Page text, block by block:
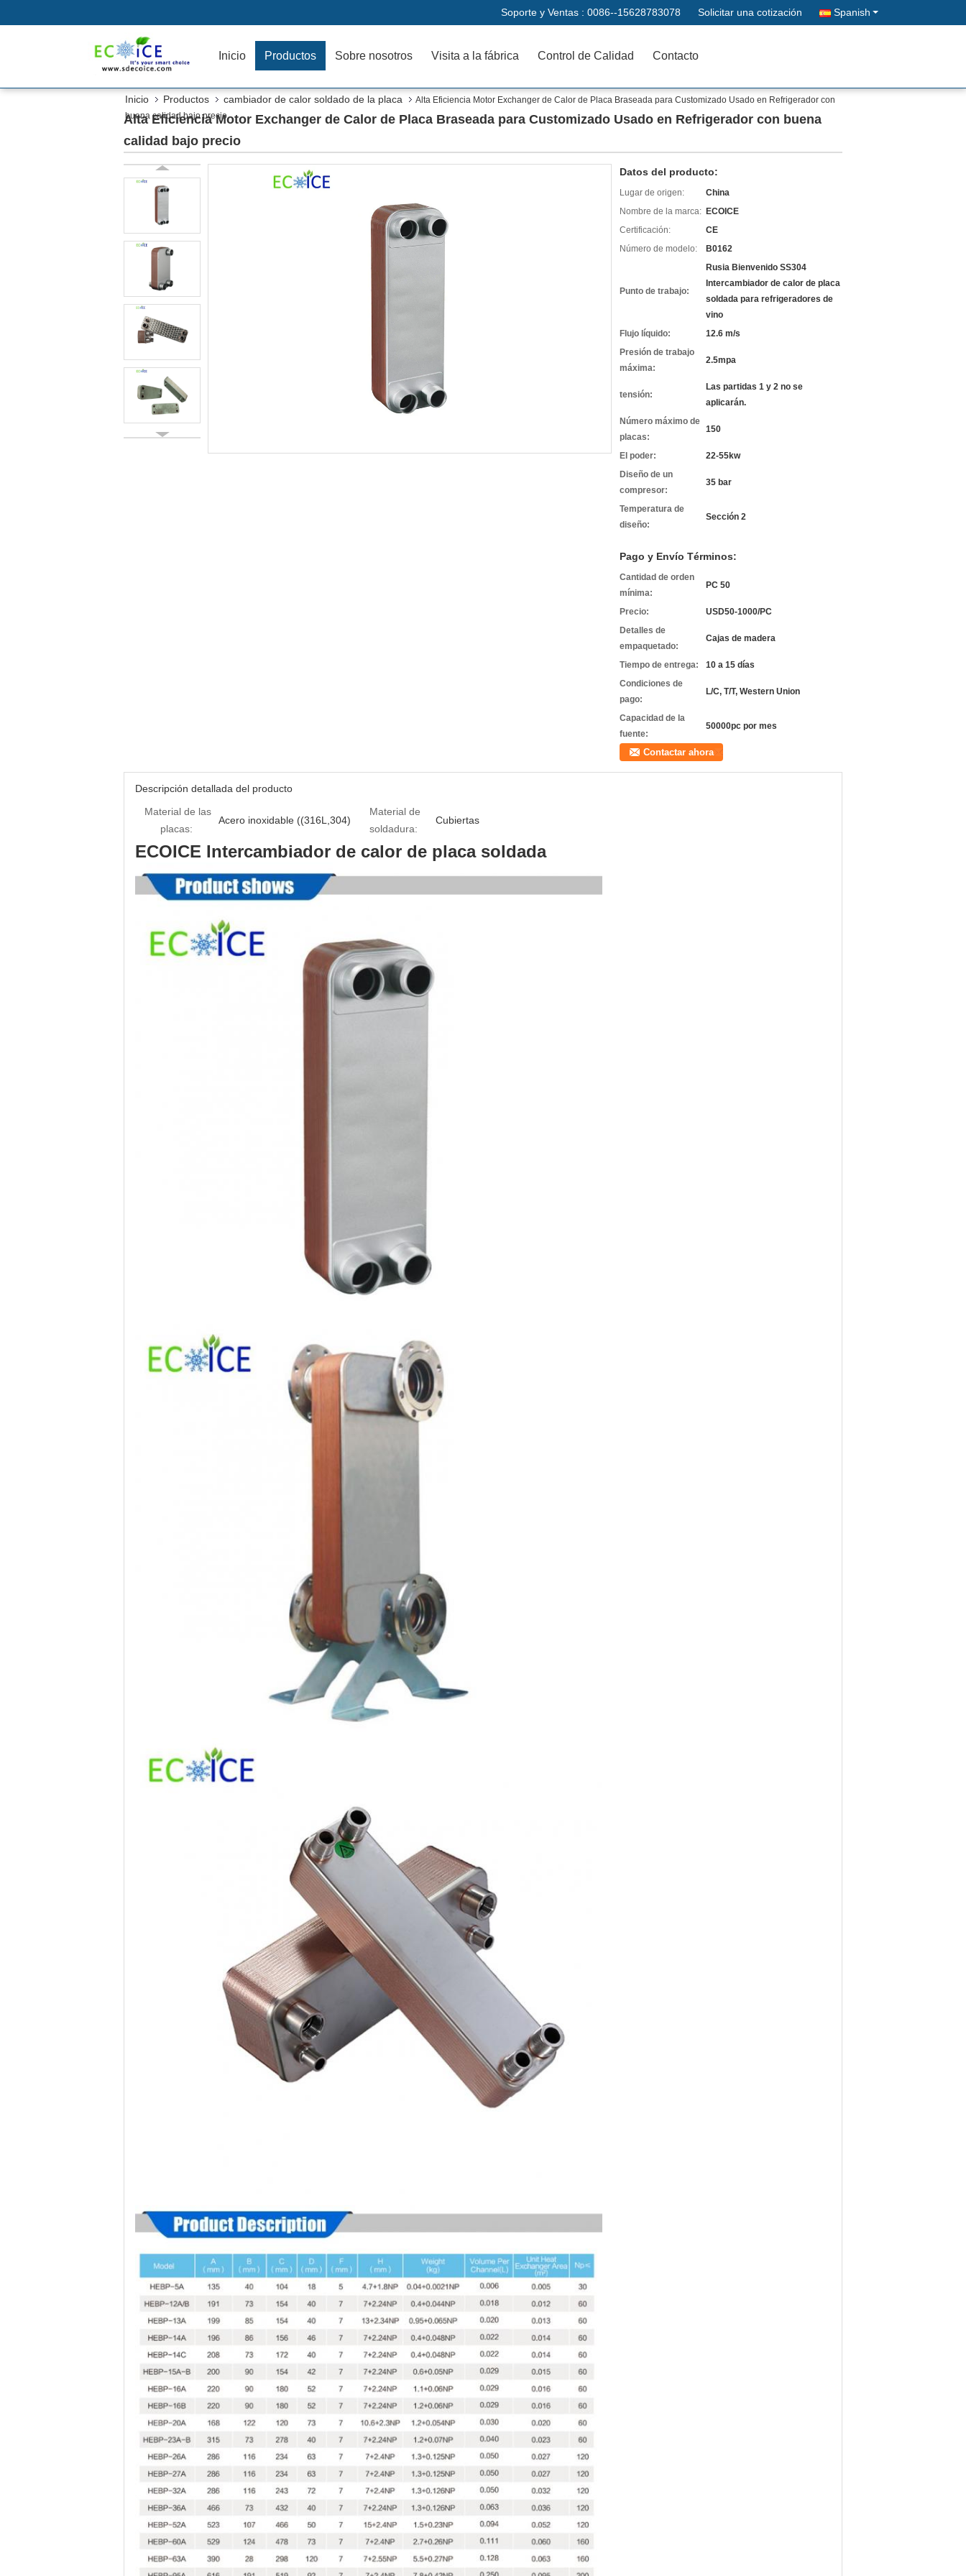
Soporte y Ventas : 0086--15628783078 Solicitar una cotización Spanish
Inicio Productos Sobre nosotros Visita a la fábrica Control de Calidad Contacto
Inicio Productos cambiador de calor soldado de la placa
Alta Eficiencia Motor Exchanger de Calor de Placa Braseada para Customizado Usado en Refrigerador con
buena calidad bajo precio
Alta Eficiencia Motor Exchanger de Calor de Placa Braseada para Customizado Usado en Refrigerador con buena
calidad bajo precio
Datos del producto:
Lugar de origen:
China
Nombre de la marca: ECOICE
Certificación:
CE
Número de modelo:
B0162
Punto de trabajo:
Rusia Bienvenido SS304
Intercambiador de calor de placa
soldada para refrigeradores de
vino
Flujo líquido:
12.6 m/s
Presión de trabajo
máxima:
2.5mpa
tensión:
Las partidas 1 y 2 no se
aplicarán.
Número máximo de
placas:
150
El poder:
22-55kw
Diseño de un
compresor:
35 bar
Temperatura de
diseño:
Sección 2
Pago y Envío Términos:
Cantidad de orden
mínima:
PC 50
Precio:
USD50-1000/PC
Detalles de
empaquetado:
Cajas de madera
Tiempo de entrega:
10 a 15 días
Condiciones de
pago:
L/C, T/T, Western Union
Capacidad de la
fuente:
50000pc por mes
Contactar ahora
Descripción detallada del producto
Material de las
placas:
Acero inoxidable ((316L,304)
Material de
soldadura:
Cubiertas
ECOICE Intercambiador de calor de placa soldada